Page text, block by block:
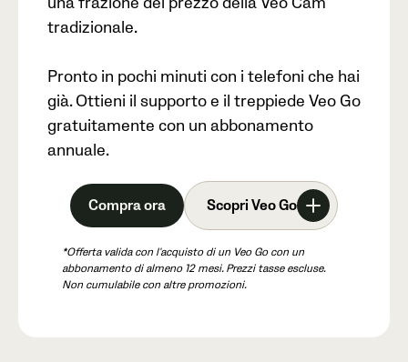
tradizionale.
Pronto in pochi minuti con i telefoni che hai
già. Ottieni il supporto e il treppiede Veo Go
gratuitamente con un abbonamento
annuale.
Compra ora Scopri Veo Go
*Offerta valida con l'acquisto di un Veo Go con un
abbonamento di almeno 12 mesi. Prezzi tasse escluse.
Non cumulabile con altre promozioni.